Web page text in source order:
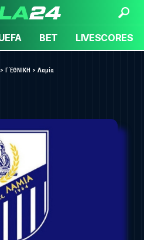
BET LIVESCORES
> Γ΄ΕΘΝΙΚΗ > Λαμία